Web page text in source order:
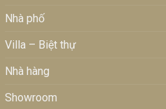
Nhà phố
Villa – Biệt thự
Nhà hàng
Showroom